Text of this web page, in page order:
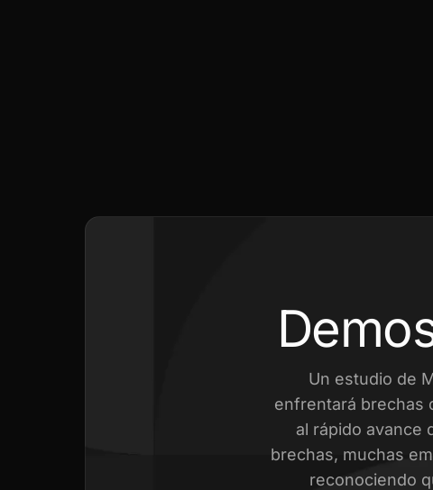
Un estudio de
enfrentará brechas
al rápido avance
brechas, muchas
reconociendo